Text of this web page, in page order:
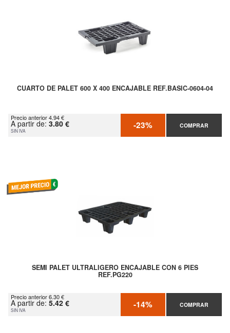
CUARTO DE PALET 600 X 400 ENCAJABLE REF.BASIC-0604-04
Precio anterior 4.94 €
A partir de: 3.80 €
SIN IVA -23% COMPRAR
SEMI PALET ULTRALIGERO ENCAJABLE CON 6 PIES
REF.PG220
Precio anterior 6.30 €
A partir de: 5.42 €
SIN IVA -14% COMPRAR